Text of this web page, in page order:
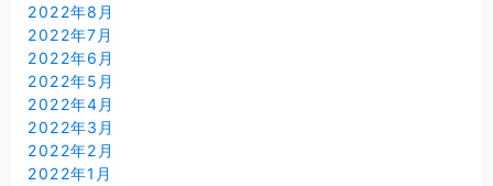
2022年8月
2022年7月
2022年6月
2022年5月
2022年4月
2022年3月
2022年2月
2022年1月